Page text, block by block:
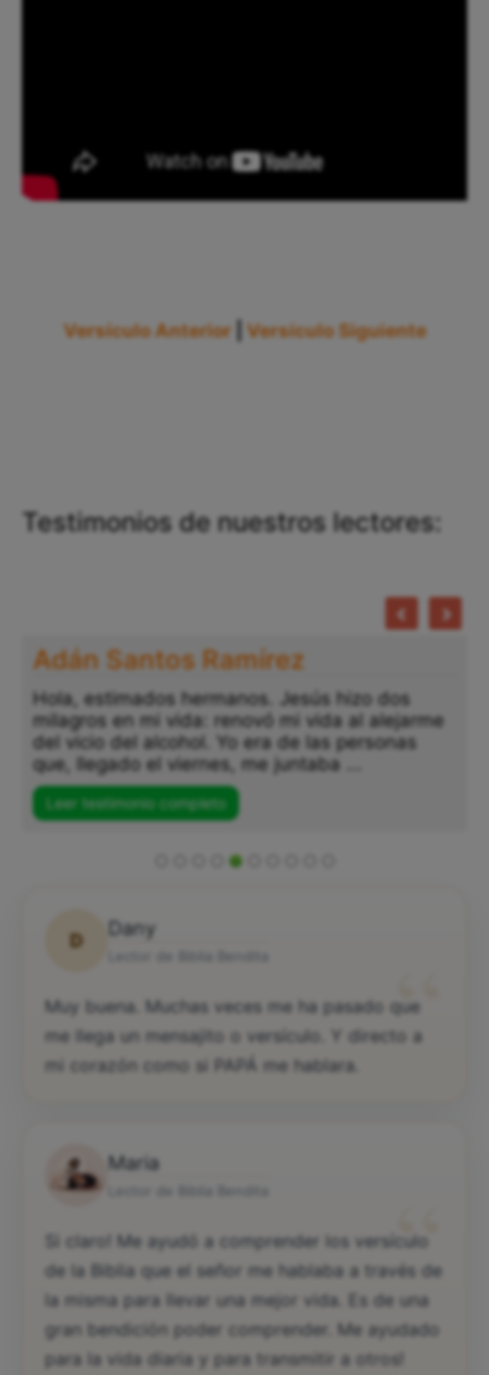
Versículo Anterior Versículo Siguiente
Testimonios de nuestros lectores:
Adán Santos Ramírez
Hola, estimados hermanos. Jesús hizo dos
milagros en mi vida: renovó mi vida al alejarme
del vicio del alcohol. Yo era de las personas
que, llegado el viernes, me juntaba ...
Leer testimonio completo
D
Dany
“
Muy buena. Muchas veces me ha pasado que
me llega un mensajito o versículo. Y directo a
mi corazón como si PAPÁ me hablara.
Maria
“
Si claro! Me ayudó a comprender los versículo
de la Biblia que el señor me hablaba a través de
la misma para llevar una mejor vida. Es de una
gran bendición poder comprender. Me ayudado
para la vida diaria y para transmitir a otros!